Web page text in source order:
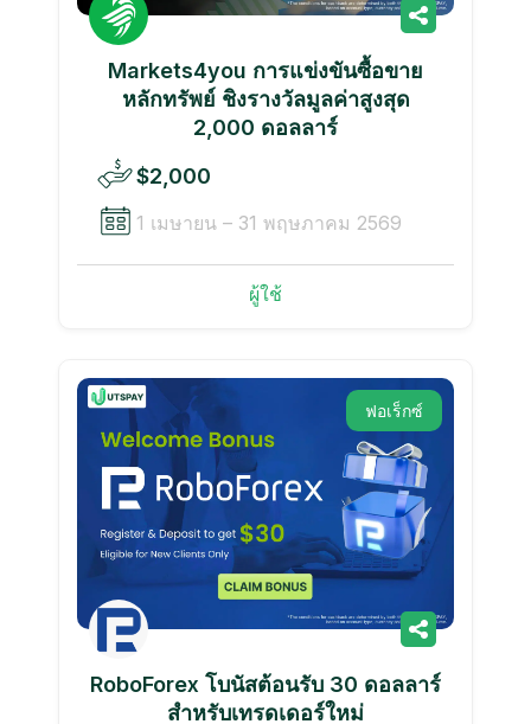
Markets4you การแข่งขันซื้อขาย
หลักทรัพย์ ชิงรางวัลมูลค่าสูงสุด
2,000 ดอลลาร์
$2,000
1 เมษายน – 31 พฤษภาคม 2569
ผู้ใช้
ฟอเร็กซ์
RoboForex โบนัสต้อนรับ 30 ดอลลาร์
สำหรับเทรดเดอร์ใหม่